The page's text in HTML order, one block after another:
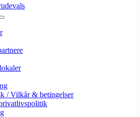
/ Vilkår & betingelser